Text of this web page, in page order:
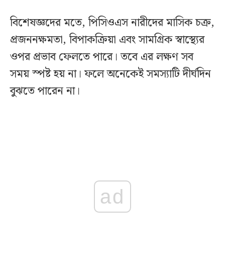
বিশেষজ্ঞদের মতে, পিসিওএস নারীদের মাসিক চক্র,
প্রজননক্ষমতা, বিপাকক্রিয়া এবং সামগ্রিক স্বাস্থ্যের
ওপর প্রভাব ফেলতে পারে। তবে এর লক্ষণ সব
সময় স্পষ্ট হয় না। ফলে অনেকেই সমস্যাটি দীর্ঘদিন
বুঝতে পারেন না।
ad